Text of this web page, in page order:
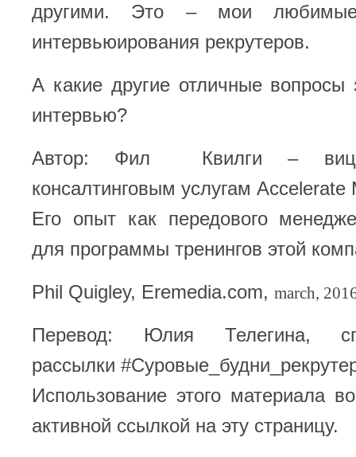
другими. Это – мои
интервьюирования рекрутеров.
А какие другие отличные
интервью?
Автор: Фил Квилги – вице-
консалтинговым услугам Accelerate
Его опыт как передового
для программы тренингов этой
Phil Quigley, Eremedia.com, march,
Перевод: Юлия Телегина,
рассылки
Использование этого материала
активной ссылкой на эту страницу.